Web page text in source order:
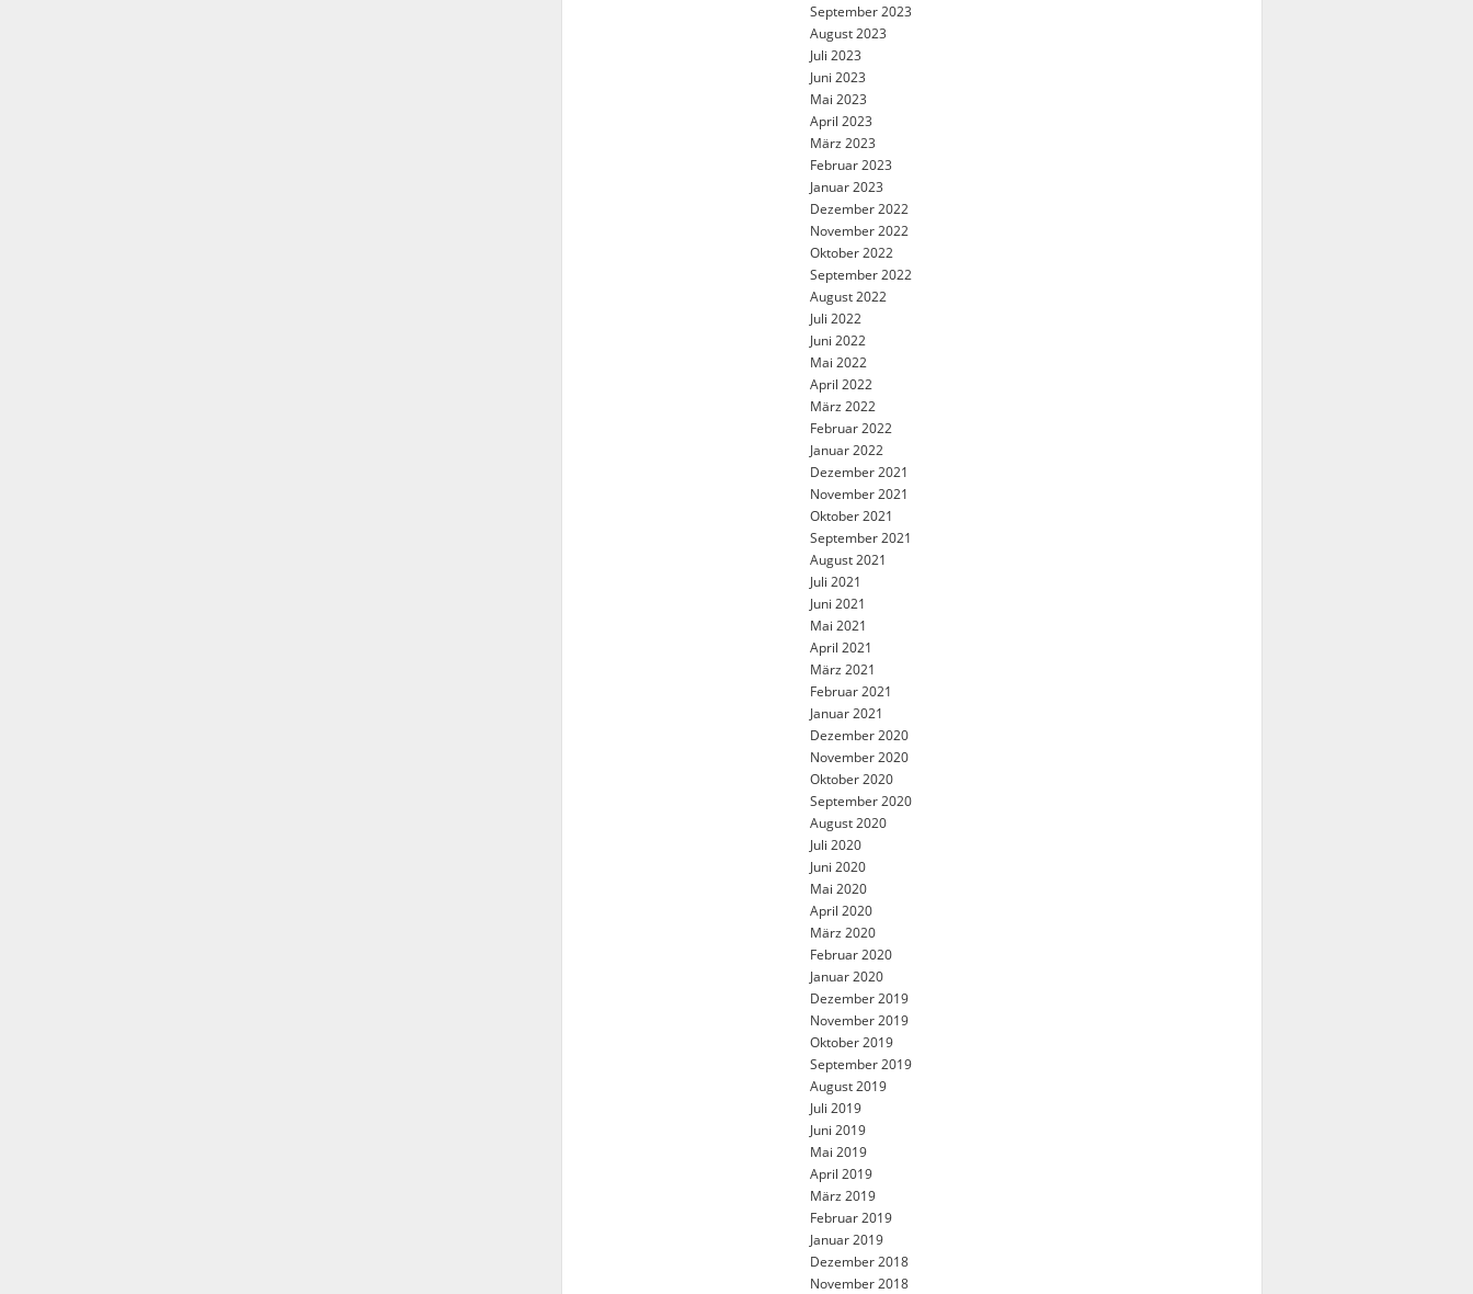
September 2023
August 2023
Juli 2023
Juni 2023
Mai 2023
April 2023
März 2023
Februar 2023
Januar 2023
Dezember 2022
November 2022
Oktober 2022
September 2022
August 2022
Juli 2022
Juni 2022
Mai 2022
April 2022
März 2022
Februar 2022
Januar 2022
Dezember 2021
November 2021
Oktober 2021
September 2021
August 2021
Juli 2021
Juni 2021
Mai 2021
April 2021
März 2021
Februar 2021
Januar 2021
Dezember 2020
November 2020
Oktober 2020
September 2020
August 2020
Juli 2020
Juni 2020
Mai 2020
April 2020
März 2020
Februar 2020
Januar 2020
Dezember 2019
November 2019
Oktober 2019
September 2019
August 2019
Juli 2019
Juni 2019
Mai 2019
April 2019
März 2019
Februar 2019
Januar 2019
Dezember 2018
November 2018